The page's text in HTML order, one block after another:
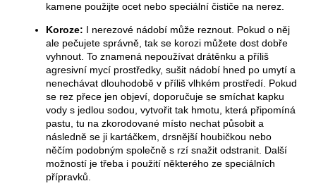
kamene použijte ocet nebo speciální čističe na nerez.
Koroze: I nerezové nádobí může reznout. Pokud o něj
ale pečujete správně, tak se korozi můžete dost dobře
vyhnout. To znamená nepoužívat drátěnku a příliš
agresivní mycí prostředky, sušit nádobí hned po umytí a
nenechávat dlouhodobě v příliš vlhkém prostředí. Pokud
se rez přece jen objeví, doporučuje se smíchat kapku
vody s jedlou sodou, vytvořit tak hmotu, která připomíná
pastu, tu na zkorodované místo nechat působit a
následně se ji kartáčkem, drsnější houbičkou nebo
něčím podobným společně s rzí snažit odstranit. Další
možností je třeba i použití některého ze speciálních
přípravků.